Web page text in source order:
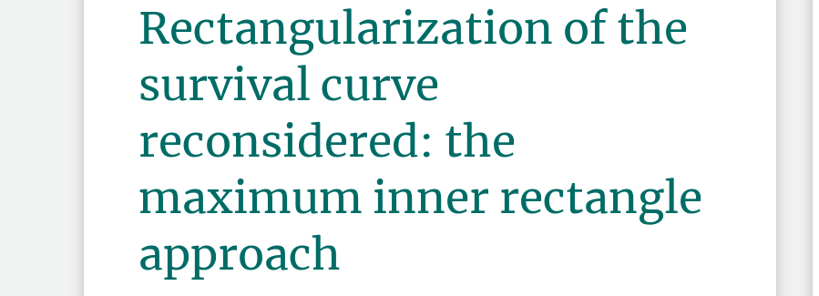
Rectangularization of the
survival curve
reconsidered: the
maximum inner rectangle
approach